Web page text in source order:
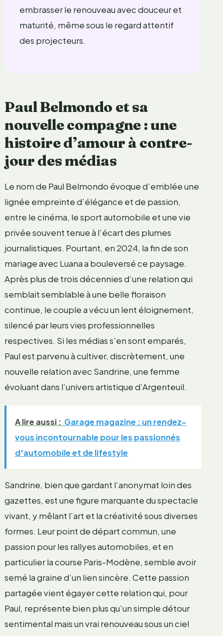
embrasser le renouveau avec douceur et
maturité, même sous le regard attentif
des projecteurs.
Paul Belmondo et sa
nouvelle compagne : une
histoire d’amour à contre-
jour des médias
Le nom de Paul Belmondo évoque d’emblée une
lignée empreinte d’élégance et de passion,
entre le cinéma, le sport automobile et une vie
privée souvent tenue à l’écart des plumes
journalistiques. Pourtant, en 2024, la fin de son
mariage avec Luana a bouleversé ce paysage.
Après plus de trois décennies d’une relation qui
semblait semblable à une belle floraison
continue, le couple a vécu un lent éloignement,
silencé par leurs vies professionnelles
respectives. Si les médias s’en sont emparés,
Paul est parvenu à cultiver, discrètement, une
nouvelle relation avec Sandrine, une femme
évoluant dans l’univers artistique d’Argenteuil.
A lire aussi : Garage magazine : un rendez-
vous incontournable pour les passionnés
d'automobile et de lifestyle
Sandrine, bien que gardant l’anonymat loin des
gazettes, est une figure marquante du spectacle
vivant, y mêlant l’art et la créativité sous diverses
formes. Leur point de départ commun, une
passion pour les rallyes automobiles, et en
particulier la course Paris-Modène, semble avoir
semé la graine d’un lien sincère. Cette passion
partagée vient égayer cette relation qui, pour
Paul, représente bien plus qu’un simple détour
sentimental mais un vrai renouveau sous un ciel